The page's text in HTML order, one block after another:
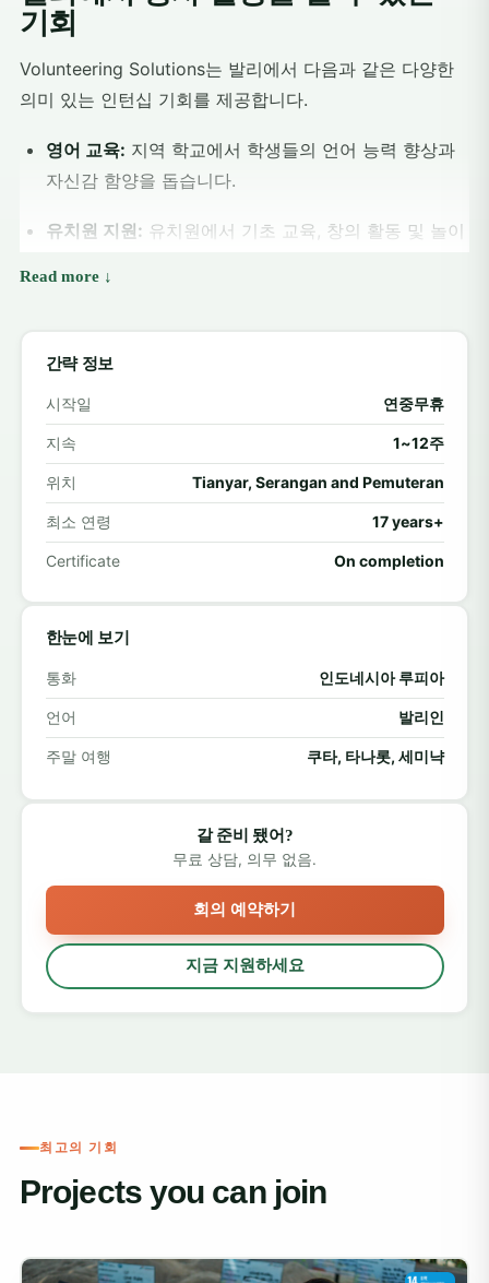
기회
Volunteering Solutions는 발리에서 다음과 같은 다양한
의미 있는 인턴십 기회를 제공합니다.
영어 교육: 지역 학교에서 학생들의 언어 능력 향상과
자신감 함양을 돕습니다.
유치원 지원: 유치원에서 기초 교육, 창의 활동 및 놀이
쌓으세요.
해양 보존:북부 해안 앞바다에 인공 산호초 구조물을
제작하고 설치하는 것을 지원합니다.
발리에 긍정적인 영향을 미치세요
발리에서의 자원봉사는 단순히 사회에 기여하는 것 이상
의 의미를 지닙니다. 새로운 관계를 형성하고, 자원이 부족
한 지역 사회를 지원하며, 여러분 자신의 세계관을 넓히는
접근성을 개선하고, 지역 사회 내 지속 가능한 발전을 촉진
하는 데 기여합니다.
발리에서 자원봉사를 할 때 무엇을
기대할 수 있을까요?
발리에서는 현지 전통, 따뜻한 환대, 울창한 자연의 아름다
움에 흠뻑 빠져들게 될 것입니다. 우붓 중심부에 머물든 인
근 마을에서 아이들과 함께 봉사활동을 하든, 발리에서의
시간은 보람차고 새로운 경험을 선사할 것입니다.
숙소:자원봉사자들은 기본적인 편의시설과 화기애애
면, 신선한 채소, 열대 과일이 풍성하게 준비되어 있습
니다.
교실 활동 지원 또는 지역 병원 지원 등의 업무를 수행
간략 정보
시작일 연중무휴
지속 1~12주
위치 Tianyar, Serangan and Pemuteran
최소 연령 17 years+
Certificate On completion
한눈에 보기
통화 인도네시아 루피아
언어 발리인
주말 여행 쿠타, 타나롯, 세미냑
갈 준비 됐어?
무료 상담, 의무 없음.
회의 예약하기
지금 지원하세요
최고의 기회
Projects you can join